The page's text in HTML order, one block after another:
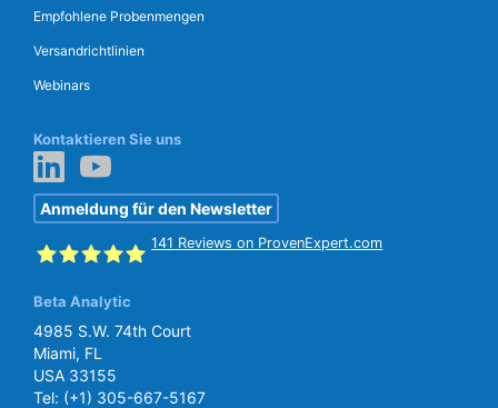
Empfohlene Probenmengen
Versandrichtlinien
Webinars
Kontaktieren Sie uns
Anmeldung für den Newsletter
141 Reviews on ProvenExpert.com
Beta Analytic
4985 S.W. 74th Court
Miami, FL
USA 33155
Tel: (+1) 305-667-5167